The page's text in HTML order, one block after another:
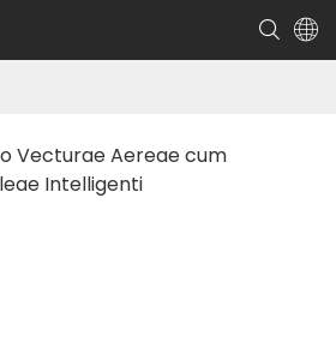
Vecturae Aereae cum
Intelligenti